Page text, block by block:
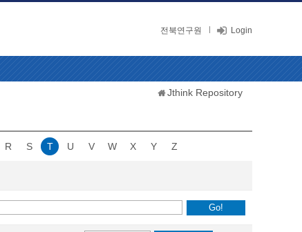
전북연구원 Login
Jthink Repository
R S T U V W X Y Z